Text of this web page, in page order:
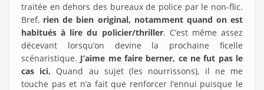
traitée en dehors des bureaux de police par le non-flic.
Bref, rien de bien original, notamment quand on est
habitués à lire du policier/thriller. C’est même assez
décevant lorsqu’on devine la prochaine ficelle
scénaristique. J’aime me faire berner, ce ne fut pas le
cas ici. Quand au sujet (les nourrissons), il ne me
touche pas et n’a fait que renforcer l’ennui puisque le